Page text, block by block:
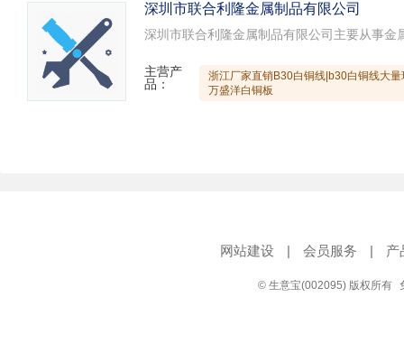
深圳市联合利隆金属制品有限公司
主营产
品：
浙江厂家直销B30白铜线|b30白铜线大
万盛洋白铜板
网站建设 | 会员服务 | 产
© 生意宝(002095) 版权所有